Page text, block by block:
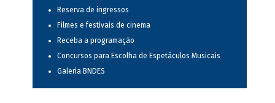
Reserva de ingressos
Filmes e festivais de cinema
Receba a programação
Concursos para Escolha de Espetáculos Musicais
Galeria BNDES